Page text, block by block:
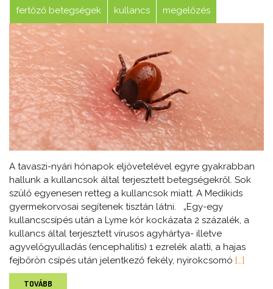
fertőző betegségek kullancs megelőzés
A tavaszi-nyári hónapok eljövetelével egyre gyakrabban
hallunk a kullancsok által terjesztett betegségekről. Sok
szülő egyenesen retteg a kullancsok miatt. A Medikids
gyermekorvosai segítenek tisztán látni. „Egy-egy
kullancscsípés után a Lyme kór kockázata 2 százalék, a
kullancs által terjesztett vírusos agyhártya- illetve
agyvelőgyulladás (encephalitis) 1 ezrelék alatti, a hajas
fejbőrön csípés után jelentkező fekély, nyirokcsomó […]
TOVÁBB